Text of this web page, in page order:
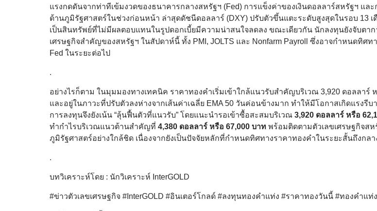
แรงกดดันจากท่าทีเข้มงวดของธนาคารกลางสหรัฐฯ (Fed) การแข็งค่าของเงินดอลลาร์สหรัฐฯ แล
ด้านภูมิรัฐศาสตร์ในช่วงก่อนหน้า ล่าสุดดัชนีดอลลาร์ (DXY) ปรับตัวขึ้นแตะระดับสูงสุดในรอบ 13 เ
เป็นสินทรัพย์ที่ไม่มีผลตอบแทนในรูปดอกเบี้ยมีความน่าสนใจลดลง ขณะเดียวกัน นักลงทุนยังจับตาก
เศรษฐกิจสำคัญของสหรัฐฯ ในสัปดาห์นี้ ทั้ง PMI, JOLTS และ Nonfarm Payroll ซึ่งอาจกำหนดทิศท
Fed ในระยะต่อไป
.
อย่างไรก็ตาม ในมุมมองทางเทคนิค ราคาทองคำเริ่มเข้าใกล้แนวรับสำคัญบริเวณ 3,920 ดอลลาร์
และอยู่ในภาวะที่ปรับตัวลงห่างจากเส้นค่าเฉลี่ย EMA 50 วันค่อนข้างมาก ทำให้มีโอกาสเกิดแรงรีบ
การลงทุนจึงยังเน้น “ลุ้นฟื้นตัวที่แนวรับ” โดยแนะนำรอเข้าซื้อสะสมบริเวณ 3,920 ดอลลาร์ หรือ
ทำกำไรบริเวณแนวต้านสำคัญที่ 4,380 ดอลลาร์ หรือ 67,000 บาท พร้อมติดตามตัวเลขเศรษฐกิจส
ภูมิรัฐศาสตร์อย่างใกล้ชิด เนื่องจากยังเป็นปัจจัยหลักที่กำหนดทิศทางราคาทองคำในระยะสั้นถึงกลา
.
บทวิเคราะห์โดย : นักวิเคราะห์ InterGOLD
#ข่าวตัวเลขเศรษฐกิจ #InterGOLD #อินเตอร์โกลด์ #ลงทุนทองคำแท่ง #ราคาทองวันนี้ #ทองคำแท่